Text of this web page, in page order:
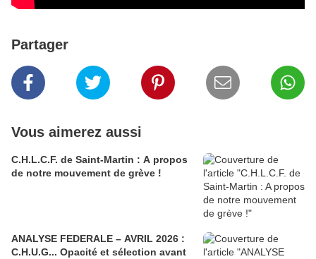
Partager
Vous aimerez aussi
C.H.L.C.F. de Saint-Martin : A propos
de notre mouvement de grève !
ANALYSE FEDERALE – AVRIL 2026 :
C.H.U.G... Opacité et sélection avant